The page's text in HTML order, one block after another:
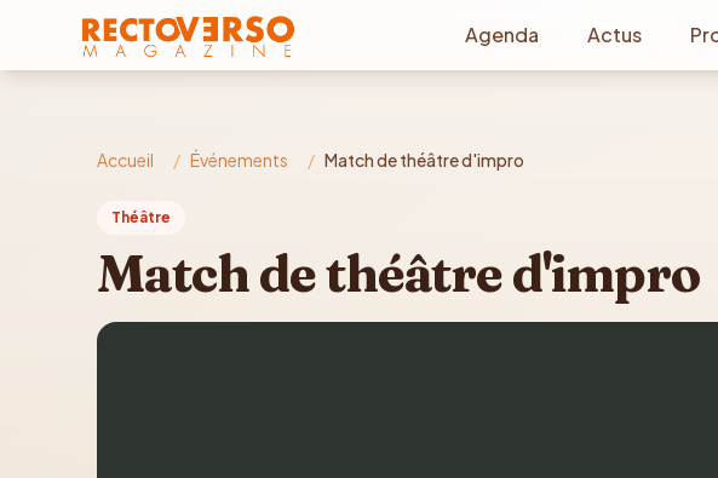
Aller au contenu principal
Agenda
Actus
Accueil / Événements / Match de théâtre d'impro
Théâtre
Match de théâtre d'impro